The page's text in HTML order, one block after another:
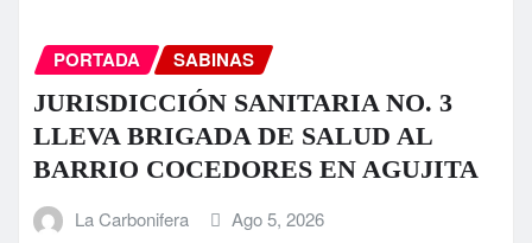
PORTADA SABINAS
JURISDICCIÓN SANITARIA NO. 3
LLEVA BRIGADA DE SALUD AL
BARRIO COCEDORES EN AGUJITA
La Carbonifera Ago 5, 2026